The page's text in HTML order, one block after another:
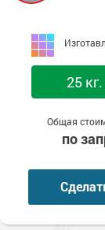
25 кг.
Общая
по